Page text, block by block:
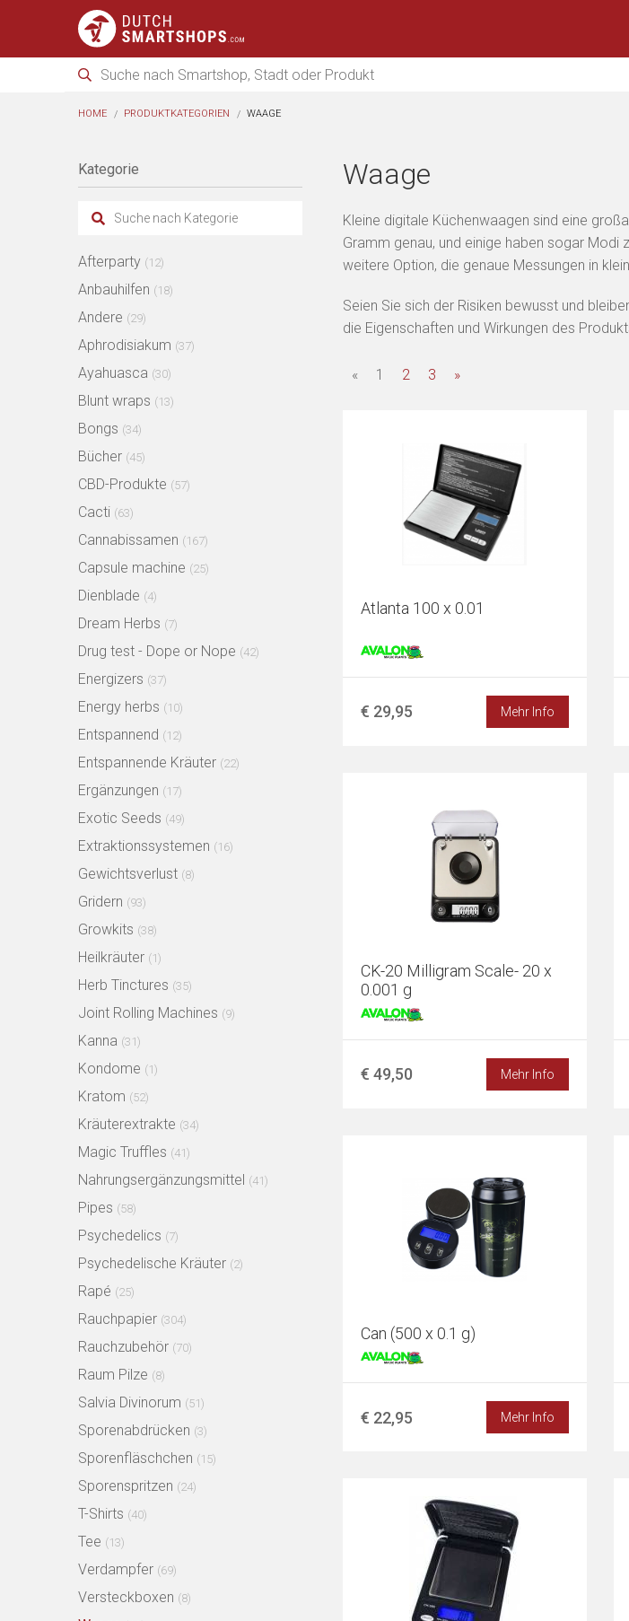
HOME PRODUKTKATEGORIEN WAAGE
Kategorie
Afterparty (12)
Anbauhilfen (18)
Andere (29)
Aphrodisiakum (37)
Ayahuasca (30)
Blunt wraps (13)
Bongs (34)
Bücher (45)
CBD-Produkte (57)
Cacti (63)
Cannabissamen (167)
Capsule machine (25)
Dienblade (4)
Dream Herbs (7)
Drug test - Dope or Nope (42)
Energizers (37)
Energy herbs (10)
Entspannend (12)
Entspannende Kräuter (22)
Ergänzungen (17)
Exotic Seeds (49)
Extraktionssystemen (16)
Gewichtsverlust (8)
Gridern (93)
Growkits (38)
Heilkräuter (1)
Herb Tinctures (35)
Joint Rolling Machines (9)
Kanna (31)
Kondome (1)
Kratom (52)
Kräuterextrakte (34)
Magic Truffles (41)
Nahrungsergänzungsmittel (41)
Pipes (58)
Psychedelics (7)
Psychedelische Kräuter (2)
Rapé (25)
Rauchpapier (304)
Rauchzubehör (70)
Raum Pilze (8)
Salvia Divinorum (51)
Sporenabdrücken (3)
Sporenfläschchen (15)
Sporenspritzen (24)
T-Shirts (40)
Tee (13)
Verdampfer (69)
Versteckboxen (8)
Waage
Kleine digitale Küchenwaagen sind eine
Gramm genau, und einige haben sogar Modi
weitere Option, die genaue Messungen in
Seien Sie sich der Risiken bewusst und
die Eigenschaften und Wirkungen des
« 1 2 3 »
Atlanta 100 x 0.01
€ 29,95 Mehr Info
CK-20 Milligram Scale- 20 x
0.001 g
€ 49,50 Mehr Info
Can (500 x 0.1 g)
€ 22,95 Mehr Info